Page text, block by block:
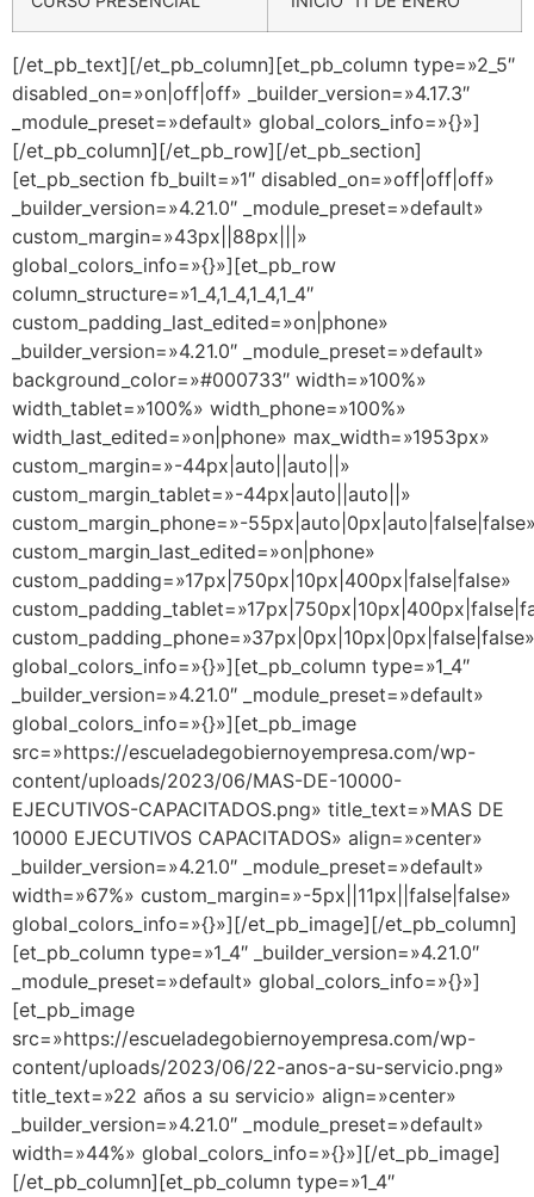
[/et_pb_text][/et_pb_column][et_pb_column type=»2_5″
disabled_on=»on|off|off» _builder_version=»4.17.3″
_module_preset=»default» global_colors_info=»{}»]
[/et_pb_column][/et_pb_row][/et_pb_section]
[et_pb_section fb_built=»1″ disabled_on=»off|off|off»
_builder_version=»4.21.0″ _module_preset=»default»
custom_margin=»43px||88px|||»
global_colors_info=»{}»][et_pb_row
column_structure=»1_4,1_4,1_4,1_4″
custom_padding_last_edited=»on|phone»
_builder_version=»4.21.0″ _module_preset=»default»
background_color=»#000733″ width=»100%»
width_tablet=»100%» width_phone=»100%»
width_last_edited=»on|phone» max_width=»1953px»
custom_margin=»-44px|auto||auto||»
custom_margin_tablet=»-44px|auto||auto||»
custom_margin_phone=»-
custom_margin_last_edited=»on|phone»
custom_padding=»17px|750px|10px|400px|false|false»
custom_padding_phone=»37px|0px|10px|0px|false|false»
global_colors_info=»{}»][et_pb_column type=»1_4″
_builder_version=»4.21.0″ _module_preset=»default»
global_colors_info=»{}»][et_pb_image
src=»https://escueladegobiernoyempresa.com/wp-
content/uploads/2023/06/MAS-DE-10000-
EJECUTIVOS-CAPACITADOS.png» title_text=»MAS DE
10000 EJECUTIVOS CAPACITADOS» align=»center»
_builder_version=»4.21.0″ _module_preset=»default»
width=»67%» custom_margin=»-5px||11px||false|false»
global_colors_info=»{}»][/et_pb_image][/et_pb_column]
[et_pb_column type=»1_4″ _builder_version=»4.21.0″
_module_preset=»default» global_colors_info=»{}»]
[et_pb_image
src=»https://escueladegobiernoyempresa.com/wp-
content/uploads/2023/06/22-anos-a-su-servicio.png»
title_text=»22 años a su servicio» align=»center»
_builder_version=»4.21.0″ _module_preset=»default»
width=»44%» global_colors_info=»{}»][/et_pb_image]
[/et_pb_column][et_pb_column type=»1_4″